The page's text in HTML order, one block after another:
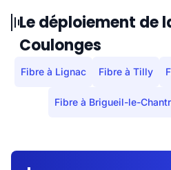
Le déploiement de
Coulonges
Fibre à Lignac Fibre à Tilly
Fibre à Brigueil-le-